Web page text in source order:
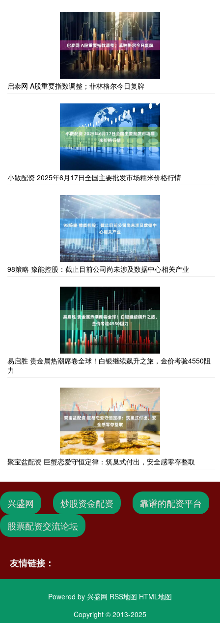
启泰网 A股重要指数调整；菲林格尔今日复牌
小散配资 2025年6月17日全国主要批发市场糯米价格行情
98策略 豫能控股：截止目前公司尚未涉及数据中心相关产业
易启胜 贵金属热潮席卷全球！白银继续飙升之旅，金价考验4550阻
力
聚宝盆配资 巨蟹恋爱守恒定律：筑巢式付出，安全感零存整取
兴盛网 炒股资金配资
靠谱的配资平台
股票配资交流论坛
友情链接：
Powered by 兴盛网 RSS地图 HTML地图
Copyright © 2013-2025